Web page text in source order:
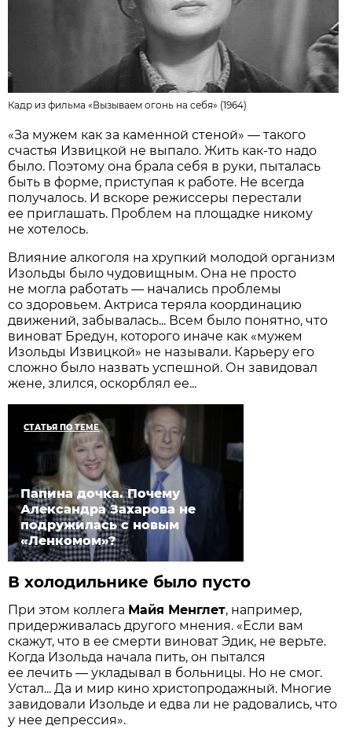
Кадр из фильма«Вызываем огонь на себя» (1964)
«За мужем как за каменной стеной» — такого
счастья Извицкой не выпало. Жить как-то надо
было. Поэтому она брала себя в руки, пыталась
быть в форме, приступая к работе. Не всегда
получалось. И вскоре режиссеры перестали
ее приглашать. Проблем на площадке никому
не хотелось.
Влияние алкоголя на хрупкий молодой организм
Изольды было чудовищным. Она не просто
не могла работать — начались проблемы
со здоровьем. Актриса теряла координацию
движений, забывалась... Всем было понятно, что
виноват Бредун, которого иначе как «мужем
Изольды Извицкой» не называли. Карьеру его
сложно было назвать успешной. Он завидовал
жене, злился, оскорблял ее...
СТАТЬЯ ПО ТЕМЕ
Папина дочка. Почему
Александра Захарова не
подружилась с новым
«Ленкомом»?
В холодильнике было пусто
При этом коллега Майя Менглет, например,
придерживалась другого мнения. «Если вам
скажут, что в ее смерти виноват Эдик, не верьте.
Когда Изольда начала пить, он пытался
ее лечить — укладывал в больницы. Но не смог.
Устал... Да и мир кино христопродажный. Многие
завидовали Изольде и едва ли не радовались, что
у нее депрессия».